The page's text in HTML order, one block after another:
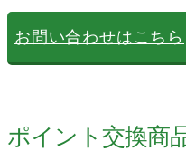
お問い合わせはこちら
ポイント交換商